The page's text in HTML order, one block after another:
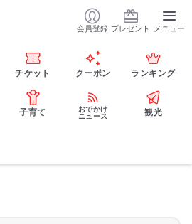
会員登録 プレゼント メニュー
チケット クーポン ランキング
子育て
おでかけ
ニュース
観光